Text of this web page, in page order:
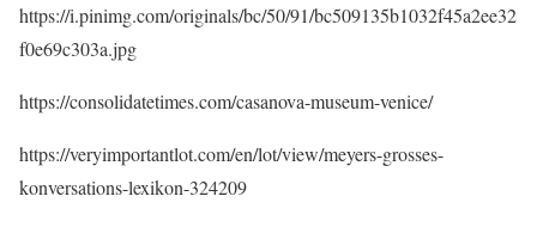
https://i.pinimg.com/originals/bc/50/91/bc509135b1032f45a2ee32
f0e69c303a.jpg
https://consolidatetimes.com/casanova-museum-venice/
https://veryimportantlot.com/en/lot/view/meyers-grosses-
konversations-lexikon-324209